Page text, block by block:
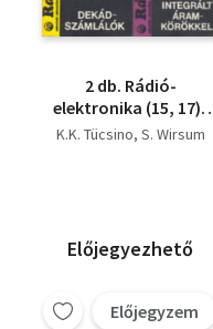
Vallás
2 db. Rádió-
elektronika (15, 17)-
Dekádszámlálók + HF-
K.K. Tücsino S. Wirsum
Előjegyezhető
Előjegyzem